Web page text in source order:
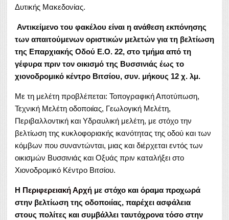
Δυτικής Μακεδονίας.
Αντικείμενο του φακέλου είναι η ανάθεση εκπόνησης
των απαιτούμενων οριστικών μελετών για τη βελτίωση
της Επαρχιακής Οδού Ε.Ο. 22, στο τμήμα από τη
γέφυρα πριν τον οικισμό της Βυσσινιάς έως το
χιονοδρομικό κέντρο Βιτσίου, συν. μήκους 12 χ. λμ.
Με τη μελέτη προβλέπεται: Τοπογραφική Αποτύπωση,
Τεχνική Μελέτη οδοποιίας, Γεωλογική Μελέτη,
Περιβαλλοντική και Υδραυλική μελέτη, με στόχο την
βελτίωση της κυκλοφοριακής ικανότητας της οδού και των
κόμβων που συναντώνται, μιας και διέρχεται εντός των
οικισμών Βυσσινιάς και Οξυάς πριν καταλήξει στο
Χιονοδρομικό Κέντρο Βιτσίου.
Η Περιφερειακή Αρχή με στόχο και όραμα προχωρά
στην βελτίωση της οδοποιίας, παρέχει ασφάλεια
στους πολίτες και συμβάλλει ταυτόχρονα τόσο στην